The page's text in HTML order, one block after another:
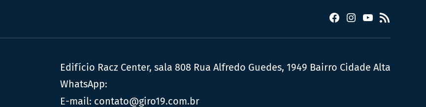
Facebook
Instagram
YouTube
RSS
Edifício Racz Center, sala 808 Rua Alfredo Guedes, 1949 Bairro Cidade Alta
WhatsApp:
E-mail: contato@giro19.com.br